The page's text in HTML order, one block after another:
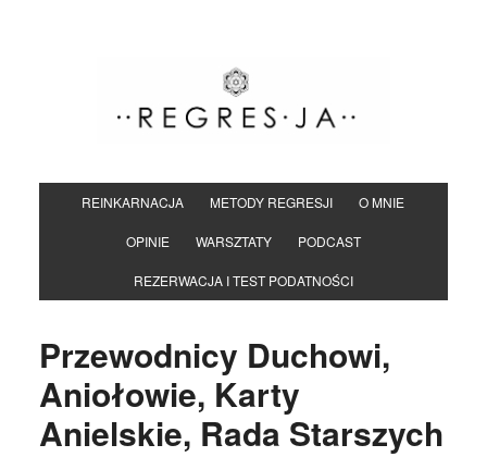
REINKARNACJA METODY REGRESJI O MNIE
OPINIE WARSZTATY PODCAST
REZERWACJA I TEST PODATNOŚCI
Przewodnicy Duchowi,
Aniołowie, Karty
Anielskie, Rada Starszych